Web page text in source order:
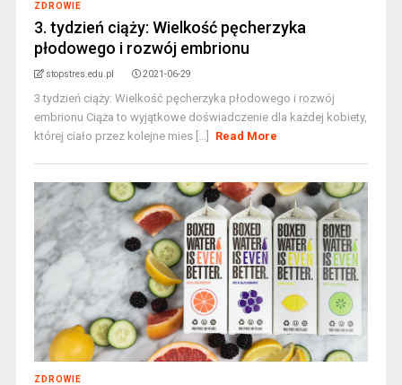
ZDROWIE
3. tydzień ciąży: Wielkość pęcherzyka
płodowego i rozwój embrionu
stopstres.edu.pl 2021-06-29
3 tydzień ciąży: Wielkość pęcherzyka płodowego i rozwój
embrionu Ciąża to wyjątkowe doświadczenie dla każdej kobiety,
której ciało przez kolejne mies [...]
Read More
ZDROWIE